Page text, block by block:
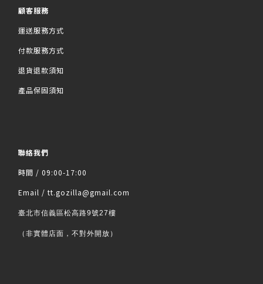
顧客服務
運送服務方式
付款服務方式
退貨退款須知
產品保固須知
聯絡我們
時間 / 09:00-17:00
Email / tt.gozilla@gmail.com
臺北市信義區松高路9號27樓
（非實體店面，不對外開放）